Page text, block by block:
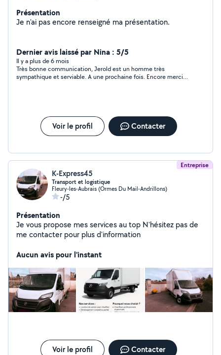
Présentation
Je n'ai pas encore renseigné ma présentation.
Dernier avis laissé par Nina : 5/5
Il y a plus de 6 mois
Très bonne communication, Jerold est un homme très
sympathique et serviable. A une prochaine fois. Encore merci
Voir le profil Contacter
Entreprise
K-Express45
Transport et logistique
Fleury-les-Aubrais (Ormes Du Mail-Andrillons)
-/5
Présentation
Je vous propose mes services au top N'hésitez pas de
me contacter pour plus d'information
Aucun avis pour l'instant
Voir le profil Contacter